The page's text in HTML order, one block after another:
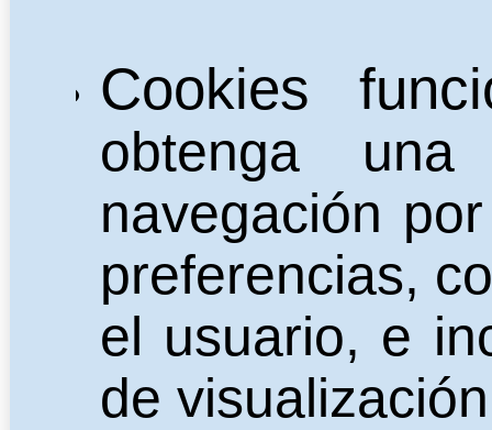
Cookies
obtenga
navegación
preferencias,
el usuario, e
de